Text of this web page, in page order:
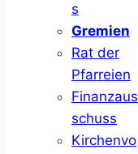
s
Gremien
Rat der
Pfarreien
Finanzaus
schuss
Kirchenvo